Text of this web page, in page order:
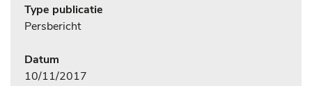
Type publicatie
Persbericht
Datum
10/11/2017